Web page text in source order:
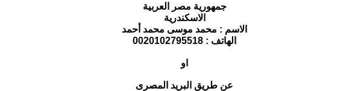
جمهورية مصر العربية
الاسكندرية
الاسم : محمد موسى محمد أحمد
الهاتف : 0020102795518
او
عن طريق البريد المصرى